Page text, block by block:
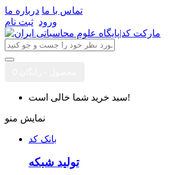
تماس با ما درباره ما
ورود ثبت نام
سبد خرید شما خالی است!
نمایش منو
بانک کد
تولید شبکه